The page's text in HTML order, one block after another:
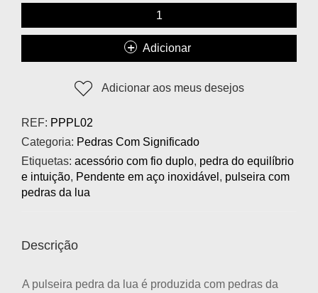
Adicionar
Adicionar aos meus desejos
REF: PPPL02
Categoria: Pedras Com Significado
Etiquetas: acessório com fio duplo, pedra do equilíbrio
e intuição, Pendente em aço inoxidável , pulseira com
pedras da lua
Descrição
A pulseira pedra da lua é produzida com pedras da